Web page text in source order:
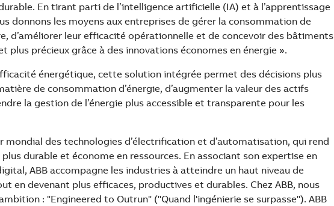
En tirant parti de l’intelligence artificielle (IA) et à l’apprentissage
donnons les moyens aux entreprises de gérer la consommation de
d’améliorer leur efficacité opérationnelle et de concevoir des bâtiments
plus précieux grâce à des innovations économes en énergie ».
énergétique, cette solution intégrée permet des décisions plus
de consommation d’énergie, d’augmenter la valeur des actifs
la gestion de l’énergie plus accessible et transparente pour les
mondial des technologies d’électrification et d’automatisation, qui rend
durable et économe en ressources. En associant son expertise en
ABB accompagne les industries à atteindre un haut niveau de
en devenant plus efficaces, productives et durables. Chez ABB, nous
: "Engineered to Outrun" ("Quand l'ingénierie se surpasse"). ABB